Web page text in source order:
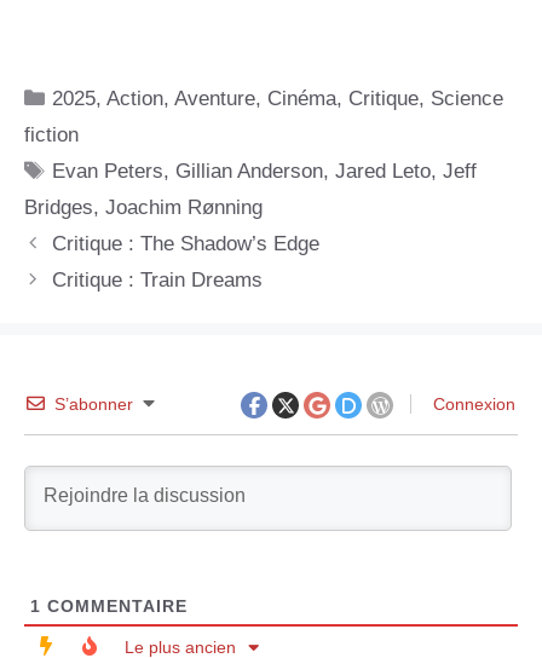
Catégories
2025,Action,Aventure, Cinéma, Critique, Science
fiction
Étiquettes
Evan Peters, Gillian Anderson,Jared Leto,Jeff
Bridges, Joachim Rønning
Critique : The Shadow’s Edge
Critique : Train Dreams
S’abonner Connexion
1 COMMENTAIRE
Le plus ancien